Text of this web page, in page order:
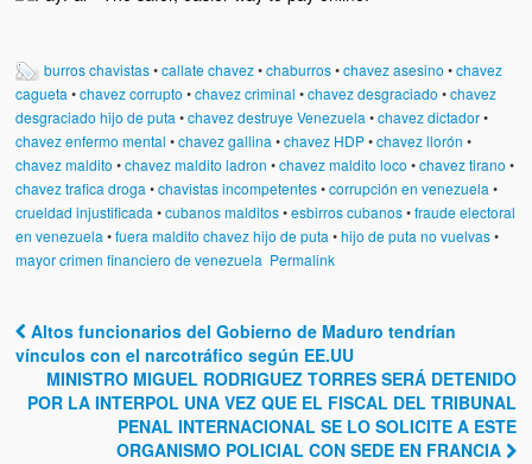
burros chavistas•callate chavez•chaburros•chavez asesino •chavez
cagueta•chavez corrupto •chavez criminal •chavez desgraciado •chavez
desgraciado hijo de puta•chavez destruye Venezuela•chavez dictador•
chavez enfermo mental •chavez gallina•chavez HDP•chavez llorón •
chavez maldito •chavez maldito ladron •chavez maldito loco •chavez tirano •
chavez trafica droga•chavistas incompetentes•corrupción en venezuela•
crueldad injustificada•cubanos malditos•esbirros cubanos•fraude electoral
en venezuela•fuera maldito chavez hijo de puta•hijo de puta no vuelvas•
mayor crimen financiero de venezuela Permalink
Post navigation
Altos funcionarios del Gobierno de Maduro tendrían
vínculos con el narcotráfico según EE.UU
MINISTRO MIGUEL RODRIGUEZ TORRES SERÁ DETENIDO
POR LA INTERPOL UNA VEZ QUE EL FISCAL DEL TRIBUNAL
PENAL INTERNACIONAL SE LO SOLICITE A ESTE
ORGANISMO POLICIAL CON SEDE EN FRANCIA